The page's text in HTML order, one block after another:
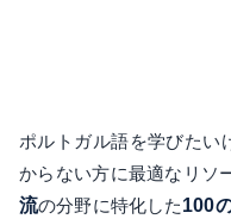
ポルトガル語を学びたい
からない方に最適なリソ
流の分野に特化した100